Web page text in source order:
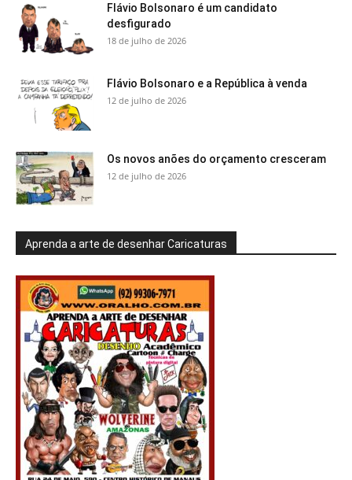
Flávio Bolsonaro é um candidato
desfigurado
18 de julho de 2026
Flávio Bolsonaro e a República à venda
12 de julho de 2026
Os novos anões do orçamento cresceram
12 de julho de 2026
Aprenda a arte de desenhar Caricaturas